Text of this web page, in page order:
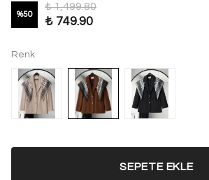
%50
₺ 1,499.80
₺ 749.90
Renk
SEPETE EKLE